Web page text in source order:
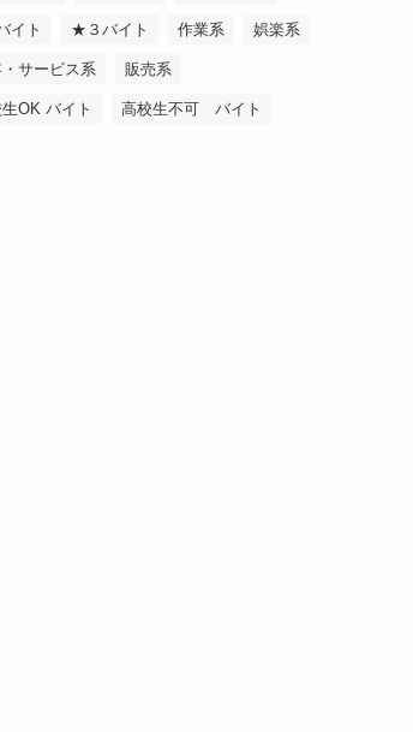
イト ★３バイト 作業系 娯楽系
サービス系 販売系
OK バイト 高校生不可 バイト